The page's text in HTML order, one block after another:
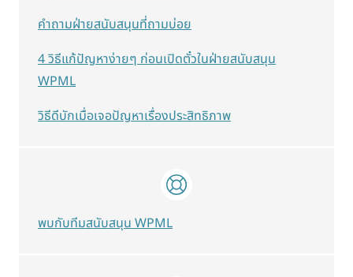
คำถามฝ่ายสนับสนุนที่ถามบ่อย
4 วิธีแก้ปัญหาง่ายๆ ก่อนเปิดตั๋วในฝ่ายสนับสนุน
WPML
วิธีดีบักเมื่อเจอปัญหาเรื่องประสิทธิภาพ
พบกับทีมสนับสนุน WPML